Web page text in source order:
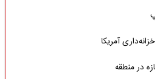
آمریکا
در منطقه